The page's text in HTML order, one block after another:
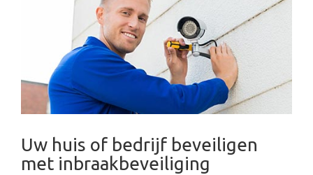
Uw huis of bedrijf beveiligen
met inbraakbeveiliging